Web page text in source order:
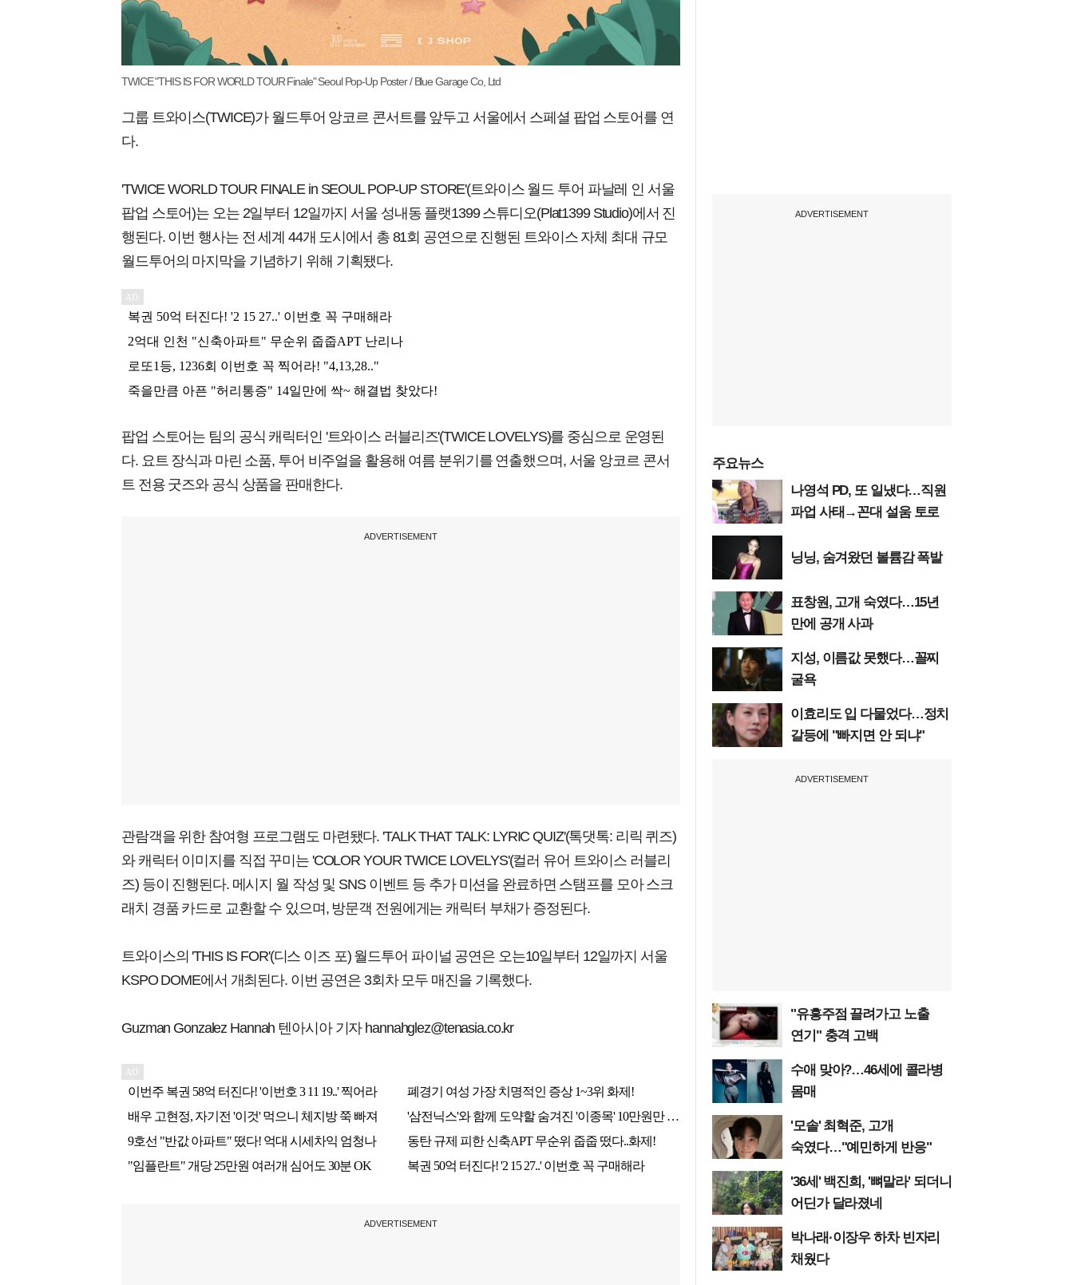
TWICE "THIS IS FOR WORLD TOUR Finale" Seoul Pop-Up Poster / Blue Garage Co, Ltd
그룹 트와이스(TWICE)가 월드투어 앙코르 콘서트를 앞두고 서울에서 스페셜 팝업 스토어를 연
다.
'TWICE WORLD TOUR FINALE in SEOUL POP-UP STORE'(트와이스 월드 투어 파날레 인 서울
팝업 스토어)는 오는 2일부터 12일까지 서울 성내동 플랫1399 스튜디오(Plat1399 Studio)에서 진
행된다. 이번 행사는 전 세계 44개 도시에서 총 81회 공연으로 진행된 트와이스 자체 최대 규모
월드투어의 마지막을 기념하기 위해 기획됐다.
팝업 스토어는 팀의 공식 캐릭터인 '트와이스 러블리즈'(TWICE LOVELYS)를 중심으로 운영된
다. 요트 장식과 마린 소품, 투어 비주얼을 활용해 여름 분위기를 연출했으며, 서울 앙코르 콘서
트 전용 굿즈와 공식 상품을 판매한다.
ADVERTISEMENT
관람객을 위한 참여형 프로그램도 마련됐다. 'TALK THAT TALK: LYRIC QUIZ'(톡댓톡: 리릭 퀴즈)
와 캐릭터 이미지를 직접 꾸미는 'COLOR YOUR TWICE LOVELYS'(컬러 유어 트와이스 러블리
즈) 등이 진행된다. 메시지 월 작성 및 SNS 이벤트 등 추가 미션을 완료하면 스탬프를 모아 스크
래치 경품 카드로 교환할 수 있으며, 방문객 전원에게는 캐릭터 부채가 증정된다.
트와이스의 'THIS IS FOR'(디스 이즈 포) 월드투어 파이널 공연은 오는10일부터 12일까지 서울
KSPO DOME에서 개최된다. 이번 공연은 3회차 모두 매진을 기록했다.
Guzman Gonzalez Hannah 텐아시아 기자 hannahglez@tenasia.co.kr
ADVERTISEMENT
ADVERTISEMENT
주요뉴스
나영석 PD, 또 일냈다…직원
파업 사태→꼰대 설움 토로
닝닝, 숨겨왔던 볼륨감 폭발
표창원, 고개 숙였다…15년
만에 공개 사과
지성, 이름값 못했다…꼴찌
굴욕
이효리도 입 다물었다…정치
갈등에 "빠지면 안 되냐"
ADVERTISEMENT
"유흥주점 끌려가고 노출
연기" 충격 고백
수애 맞아?…46세에 콜라병
몸매
'모솔' 최혁준, 고개
숙였다…"예민하게 반응"
'36세' 백진희, '뼈말라' 되더니
어딘가 달라졌네
박나래·이장우 하차 빈자리
채웠다